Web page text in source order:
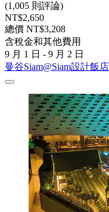
(1,005 則評論)
NT$2,650
總價 NT$3,208
含稅金和其他費用
9 月 1 日 - 9 月 2 日
曼谷Siam@Siam設計飯店